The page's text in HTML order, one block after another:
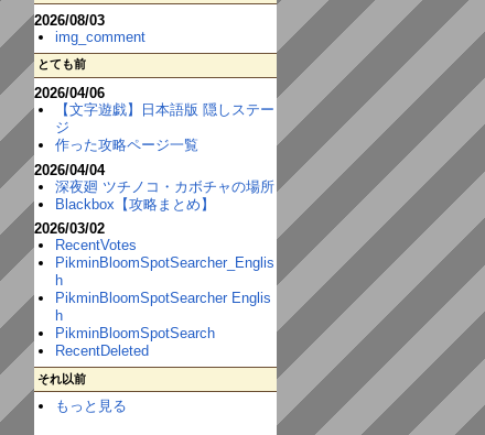
2026/08/03
img_comment
とても前
2026/04/06
【文字遊戯】日本語版 隠しステー
ジ
作った攻略ページ一覧
2026/04/04
深夜廻 ツチノコ・カボチャの場所
Blackbox【攻略まとめ】
2026/03/02
RecentVotes
PikminBloomSpotSearcher_Englis
h
PikminBloomSpotSearcher Englis
h
PikminBloomSpotSearch
RecentDeleted
それ以前
もっと見る